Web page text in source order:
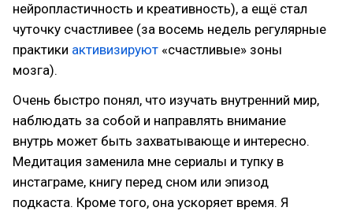
нейропластичность и креативность), а ещё стал
чуточку счастливее (за восемь недель регулярные
практики активизируют «счастливые» зоны
мозга).
Очень быстро понял, что изучать внутренний мир,
наблюдать за собой и направлять внимание
внутрь может быть захватывающе и интересно.
Медитация заменила мне сериалы и тупку в
инстаграме, книгу перед сном или эпизод
подкаста. Кроме того, она ускоряет время. Я